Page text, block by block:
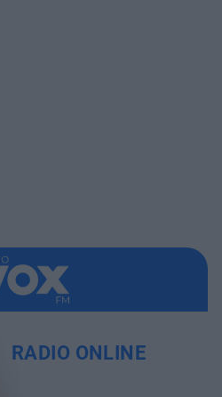
RADIO ONLINE